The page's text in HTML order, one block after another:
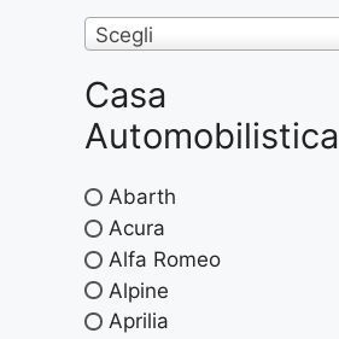
Scegli
Casa
Automobilistica
Abarth
Acura
Alfa Romeo
Alpine
Aprilia